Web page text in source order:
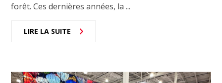
forêt. Ces dernières années, la ...
LIRE LA SUITE